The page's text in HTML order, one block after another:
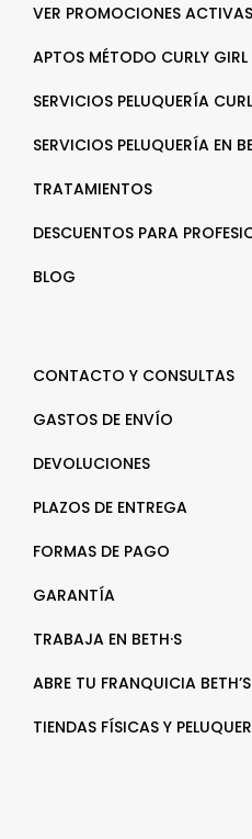
VER PROMOCIONES ACTIVAS
APTOS MÉTODO CURLY GIRL
SERVICIOS PELUQUERÍA
SERVICIOS PELUQUERÍA EN
TRATAMIENTOS
DESCUENTOS PARA
BLOG
CONTACTO Y CONSULTAS
GASTOS DE ENVÍO
DEVOLUCIONES
PLAZOS DE ENTREGA
FORMAS DE PAGO
GARANTÍA
TRABAJA EN BETH·S
ABRE TU FRANQUICIA BETH’S
TIENDAS FÍSICAS Y